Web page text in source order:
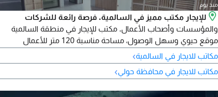
منذ يوم
للإيجار مكتب مميز في السالمية. فرصة رائعة للشركات
والمؤسسات وأصحاب الأعمال. مكتب للإيجار في منطقة السالمية
موقع حيوي وسهل الوصول، مساحة مناسبة 120 متر للأعمال
الادارية والتجارية، وجاهز للاستخدام. يتوفر مواقف سيارات وخدمات
قريبة. الإيجار المتوقع دينار شهريا. المكتب مناسب للمكاتب
الاستشارية، الشركات الناشئة، المكاتب الادارية، ومختلف الأنشطة
مكاتب للايجار في السالمية›
مكاتب للايجار في محافظة حولي›